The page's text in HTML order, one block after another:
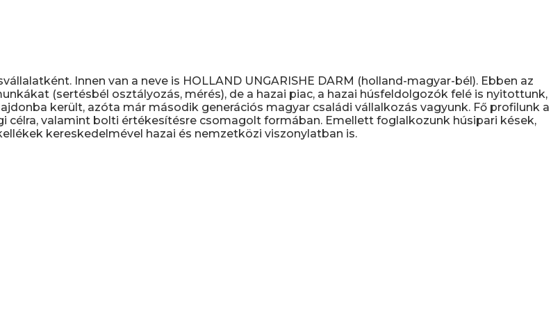
Innen van a neve is HOLLAND UNGARISHE DARM (holland-magyar-bél). Ebben az
(sertésbél osztályozás, mérés), de a hazai piac, a hazai húsfeldolgozók felé is nyitottunk,
került, azóta már második generációs magyar családi vállalkozás vagyunk. Fő profilunk a
célra, valamint bolti értékesítésre csomagolt formában. Emellett foglalkozunk húsipari kések,
kereskedelmével hazai és nemzetközi viszonylatban is.